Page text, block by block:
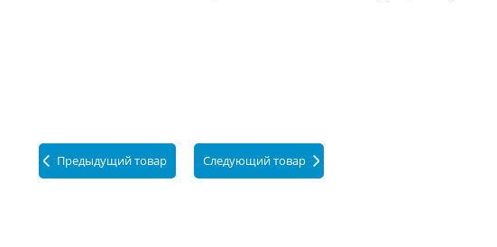
Предыдущий товар Следующий товар